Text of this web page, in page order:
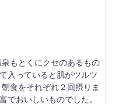
もとくにクセのあるもの
入っていると肌がツルツ
食をそれぞれ２回摂りま
でおいしいものでした。